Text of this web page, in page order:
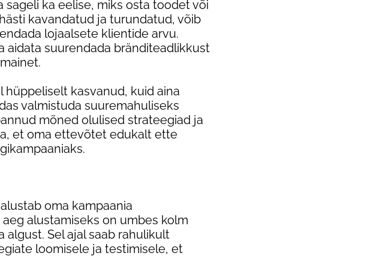
ka eelise, miks osta toodet või
kavandatud ja turundatud, võib
lojaalsete klientide arvu.
aidata suurendada bränditeadlikkust
hüppeliselt kasvanud, kuid aina
valmistuda suuremahuliseks
mõned olulised strateegiad ja
et oma ettevõtet edukalt ette
oma kampaania
alustamiseks on umbes kolm
Sel ajal saab rahulikult
loomisele ja testimisele, et